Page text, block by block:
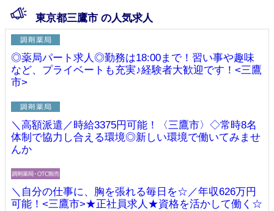
東京都三鷹市 の人気求人
◎薬局パート求人◎勤務は18:00まで！習い事や趣味
など、プライベートも充実♪経験者大歓迎です！<三鷹
市>
＼高額派遣／時給3375円可能！〈三鷹市〉◇常時8名
体制で協力し合える環境◎新しい環境で働いてみませ
んか
＼自分の仕事に、胸を張れる毎日を☆／年収626万円
可能！<三鷹市>★正社員求人★資格を活かして働く☆